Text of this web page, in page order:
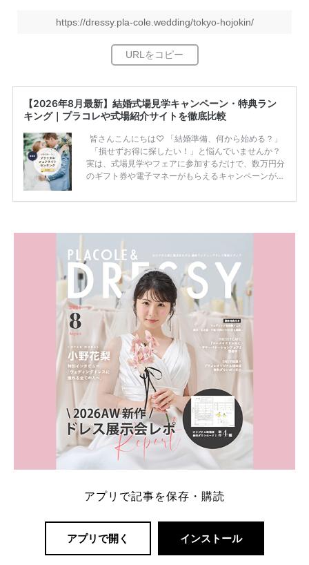
https://dressy.pla-cole.wedding/tokyo-hojokin/
【2026年8月最新】結婚式場見学キャンペーン・特典ラン
キング｜プラコレや式場紹介サイトを徹底比較
皆さんこんにちは♡ 「結婚準備、何から始める？」
「損せずお得に探したい！」と悩んでいませんか？
実は、式場見学やフェアに参加するだけで、数万円分
のギフト券や電子マネーがもらえるキャンペーンがあ
ため、比較せずに選ぶと損をしてしまうことも……。
内容：特典金額・条件・応募方法・注意点 「どこが
一番お得？」「プラコレの特典は？」といった疑問も
解決します。 まずは診断で候補を絞れる「ウェディ
ング診断」か、体験型 […]
続きを読む
アプリで記事を保存・購読
アプリで開く インストール